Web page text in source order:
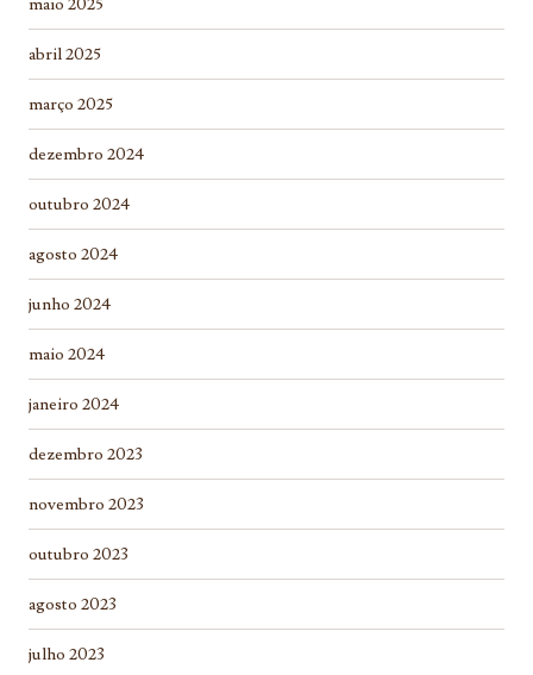
abril 2025
março 2025
dezembro 2024
outubro 2024
agosto 2024
junho 2024
maio 2024
janeiro 2024
dezembro 2023
novembro 2023
outubro 2023
agosto 2023
julho 2023